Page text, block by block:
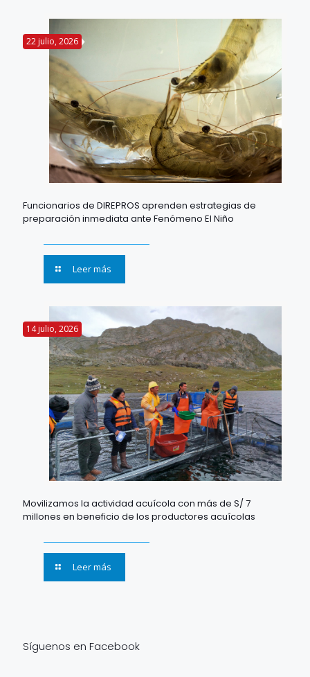
22 julio, 2026
Funcionarios de DIREPROS aprenden estrategias de
preparación inmediata ante Fenómeno El Niño
Leer más
14 julio, 2026
Movilizamos la actividad acuícola con más de S/ 7
millones en beneficio de los productores acuícolas
Leer más
Síguenos en Facebook